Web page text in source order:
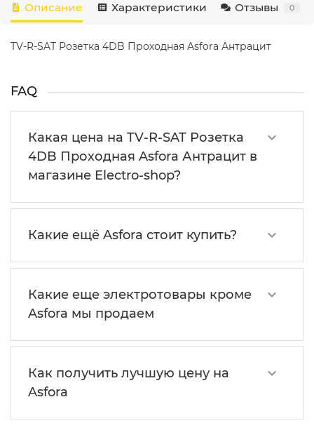
Описание Характеристики Отзывы 0
TV-R-SAT Розетка 4DB Проходная Asfora Антрацит
FAQ
Какая цена на TV-R-SAT Розетка
4DB Проходная Asfora Антрацит в
магазине Electro-shop?
Какие ещё Asfora стоит купить?
Какие еще электротовары кроме
Asfora мы продаем
Как получить лучшую цену на
Asfora